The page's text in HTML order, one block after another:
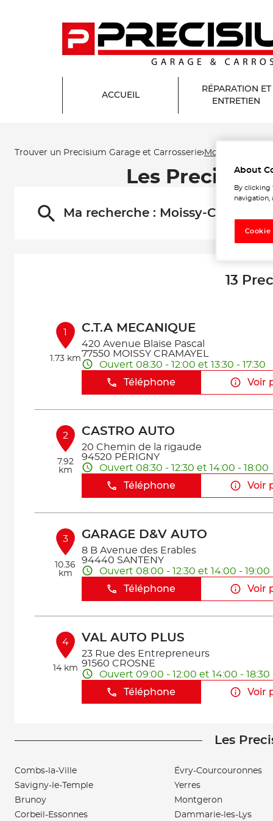
ACCUEIL
RÉPARATION ET
ENTRETIEN
Trouver un Precisium Garage et Carrosserie Moissy-Cramayel
Les
Ma recherche : Moissy-Cramayel
13
1
1.73 km
C.T.A MECANIQUE
420 Avenue Blaise Pascal
77550 MOISSY CRAMAYEL
Ouvert 08:30 - 12:00 et 13:30 - 17:30
Téléphone
Voir
2
7.92
km
CASTRO AUTO
20 Chemin de la rigaude
94520 PÉRIGNY
Ouvert 08:30 - 12:30 et 14:00 - 18:00
Téléphone
Voir
3
10.36
km
GARAGE D&V AUTO
8 B Avenue des Erables
94440 SANTENY
Ouvert 08:00 - 12:30 et 14:00 - 19:00
Téléphone
Voir
4
14 km
VAL AUTO PLUS
23 Rue des Entrepreneurs
91560 CROSNE
Ouvert 09:00 - 12:00 et 14:00 - 18:30
Téléphone
Voir
16.47
km
MD CARS
91170 VIRY-CHÂTILLON
Ouvert 09:00 - 12:00 et 14:00 - 18:00
Téléphone
Les
Combs-la-Ville
Savigny-le-Temple
Brunoy
Corbeil-Essonnes
Évry-Courcouronnes
Yerres
Montgeron
Dammarie-les-Lys
About
By clicking
navigation,